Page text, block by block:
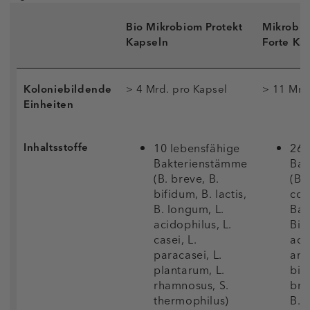
Bio Mikrobiom Protekt
Kapseln
Forte
Koloniebildende
Einheiten
> 4 Mrd. pro Kapsel > 11
Inhaltsstoffe 10 lebensfähige
Bakterienstämme
(B. breve, B.
bifidum, B. lactis,
B. longum, L.
acidophilus, L.
casei, L.
paracasei, L.
plantarum, L.
rhamnosus, S.
thermophilus)
26
B.